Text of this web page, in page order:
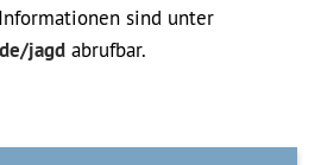
sind unter
jagd abrufbar.